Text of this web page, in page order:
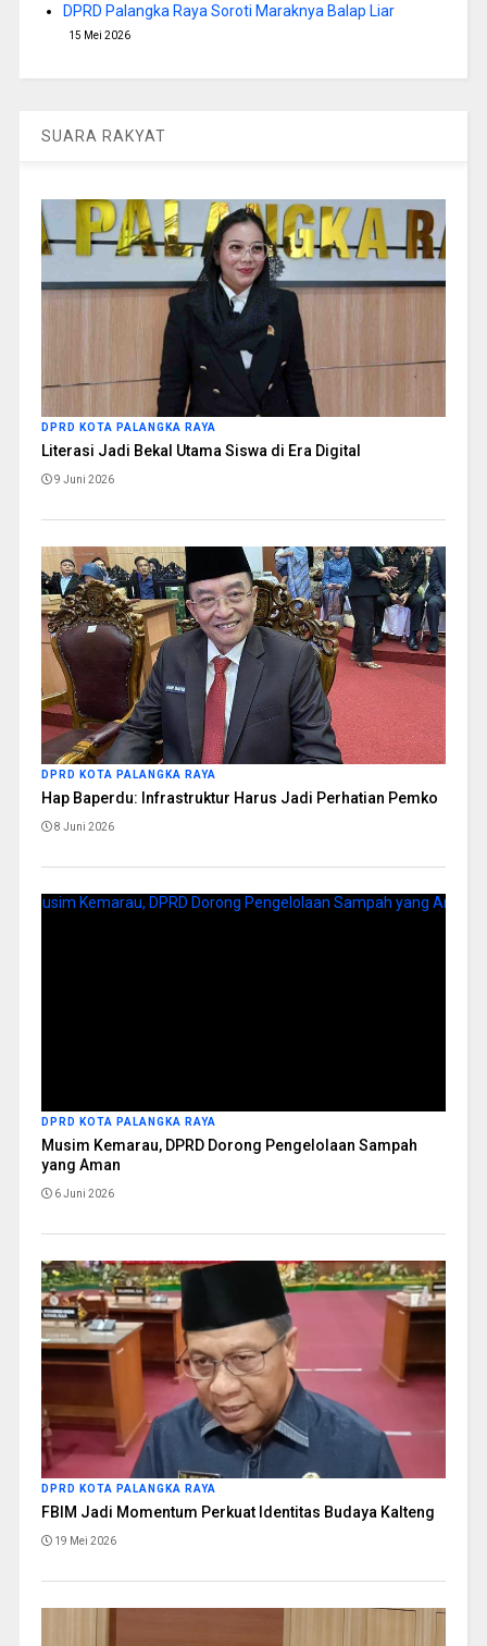
DPRD Palangka Raya Soroti Maraknya Balap Liar
15 Mei 2026
SUARA RAKYAT
DPRD KOTA PALANGKA RAYA
Literasi Jadi Bekal Utama Siswa di Era Digital
9 Juni 2026
DPRD KOTA PALANGKA RAYA
Hap Baperdu: Infrastruktur Harus Jadi Perhatian Pemko
8 Juni 2026
DPRD KOTA PALANGKA RAYA
Musim Kemarau, DPRD Dorong Pengelolaan Sampah
yang Aman
6 Juni 2026
DPRD KOTA PALANGKA RAYA
FBIM Jadi Momentum Perkuat Identitas Budaya Kalteng
19 Mei 2026